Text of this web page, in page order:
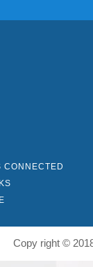
CONNECTED
Copy right ©